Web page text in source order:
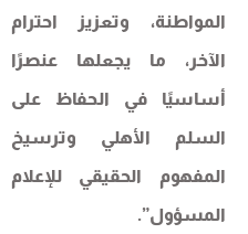
المواطنة، وتعزيز احترام
الآخر، ما يجعلها عنصرًا
أساسيًا في الحفاظ على
السلم الأهلي وترسيخ
المفهوم الحقيقي للإعلام
المسؤول”.